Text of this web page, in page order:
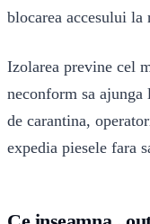
blocarea accesului
Izolarea previne cel
neconform sa
de carantina,
expedia piesele fara